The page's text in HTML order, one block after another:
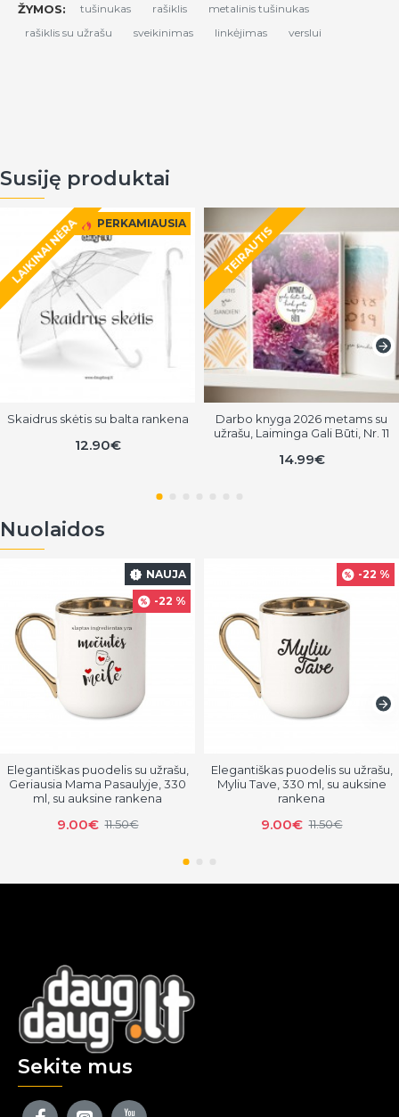
ŽYMOS: tušinukas rašiklis
metalinis tušinukas
rašiklis su užrašu
sveikinimas linkėjimas verslui
Susiję produktai
PERKAMIAUSIA
LAIKINAI NĖRA
Skaidrus skėtis su balta rankena
12.90€
TEIRAUTIS
Darbo knyga 2026 metams su
užrašu, Laiminga Gali Būti, Nr. 11
14.99€
Nuolaidos
NAUJA
-22 %
Elegantiškas puodelis su užrašu,
Geriausia Mama Pasaulyje, 330
ml, su auksine rankena
9.00€ 11.50€
-22 %
Elegantiškas puodelis su užrašu,
Myliu Tave, 330 ml, su auksine
rankena
9.00€ 11.50€
Sekite mus